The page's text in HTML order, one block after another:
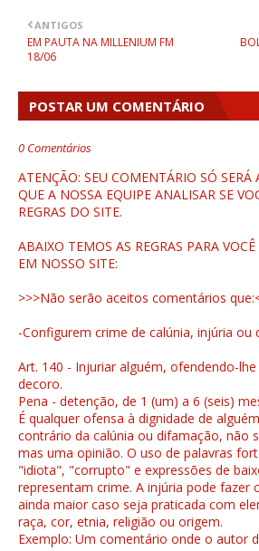
ANTIGOS
EM PAUTA NA MILLENIUM FM
18/06
POSTAR UM COMENTÁRIO
0 Comentários
ATENÇÃO: SEU COMENTÁRIO SÓ SERÁ
QUE A NOSSA EQUIPE ANALISAR SE
REGRAS DO SITE.
ABAIXO TEMOS AS REGRAS PARA
EM NOSSO SITE:
>>>Não serão aceitos comentários
-Configurem crime de calúnia, injúria ou
Art. 140 - Injuriar alguém, ofendendo-
decoro.
Pena - detenção, de 1 (um) a 6 (seis)
É qualquer ofensa à dignidade de
contrário da calúnia ou difamação, não
mas uma opinião. O uso de palavras
"idiota", "corrupto" e expressões de
representam crime. A injúria pode fazer
ainda maior caso seja praticada com
raça, cor, etnia, religião ou origem.
Exemplo: Um comentário onde o autor